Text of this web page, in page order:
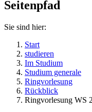
Seitenpfad
Sie sind hier:
Start
studieren
Im Studium
Studium generale
Ringvorlesung
Rückblick
Ringvorlesung WS